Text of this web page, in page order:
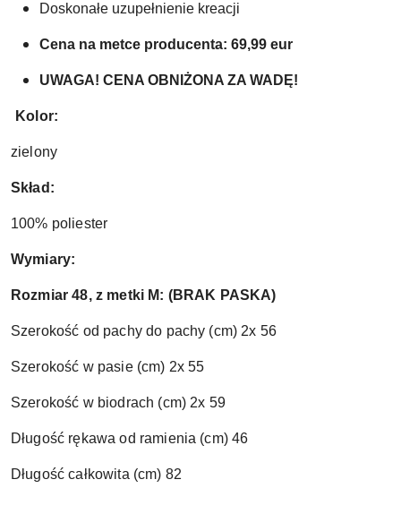
Doskonałe uzupełnienie kreacji
Cena na metce producenta: 69,99 eur
UWAGA! CENA OBNIŻONA ZA WADĘ!
Kolor:
zielony
Skład:
100% poliester
Wymiary:
Rozmiar 48, z metki M: (BRAK PASKA)
Szerokość od pachy do pachy (cm) 2x 56
Szerokość w pasie (cm) 2x 55
Szerokość w biodrach (cm) 2x 59
Długość rękawa od ramienia (cm) 46
Długość całkowita (cm) 82